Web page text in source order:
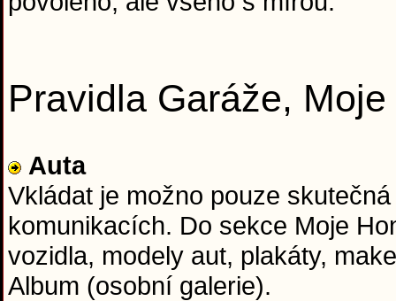
Pravidla Garáže,
Auta
Vkládat je možno pouze
komunikacích. Do sekce Moje
vozidla, modely aut, plakáty,
Album (osobní galerie).